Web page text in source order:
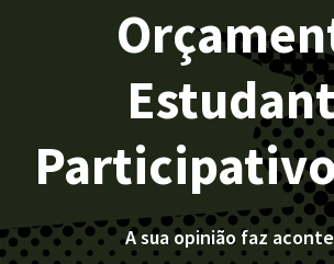
A sua opinião faz